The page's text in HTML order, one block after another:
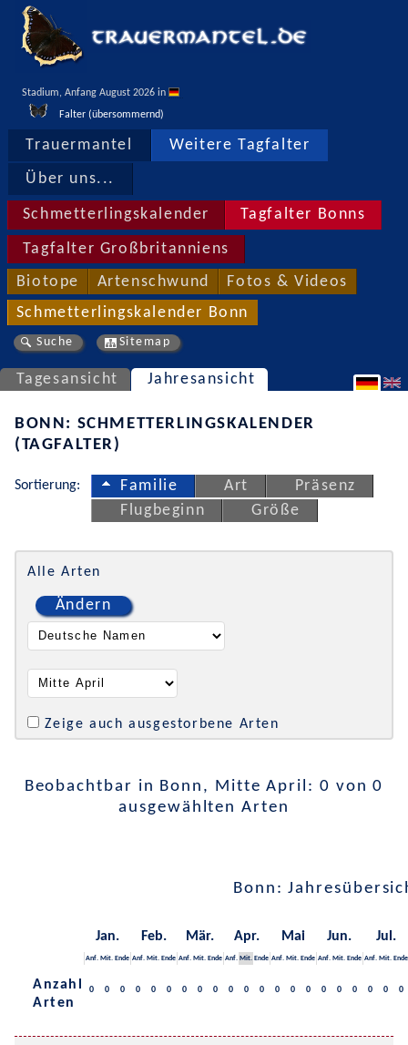
Stadium, Anfang August 2026 in
Falter (übersommernd)
Trauermantel Weitere Tagfalter
Über uns...
Schmetterlingskalender Tagfalter Bonns
Tagfalter Großbritanniens
Biotope Artenschwund Fotos & Videos
Schmetterlingskalender Bonn
Suche Sitemap
Tagesansicht Jahresansicht
BONN: SCHMETTERLINGSKALENDER
(TAGFALTER)
Sortierung: Familie Art
Präsenz
Flugbeginn
Größe
Alle Arten
Ändern
Zeige auch ausgestorbene Arten
Beobachtbar in Bonn, Mitte April: 0 von 0
ausgewählten Arten
Bonn:
Jan. Feb. Mär. Apr. Mai Jun. Jul.
Anf. Mit. Ende Anf. Mit. Ende Anf. Mit. Ende Anf. Mit. Ende Anf. Mit. Ende Anf. Mit. Ende Anf. Mit. Ende
Anzahl
Arten
0 0 0 0 0 0 0 0 0 0 0 0 0 0 0 0 0 0 0 0 0